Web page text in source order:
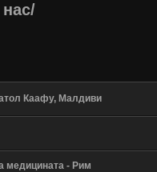
Каафу, Малдиви
медицината - Рим